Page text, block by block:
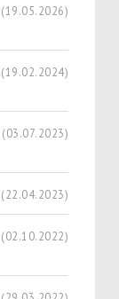
(19.05.2026)
(19.02.2024)
(03.07.2023)
(22.04.2023)
(02.10.2022)